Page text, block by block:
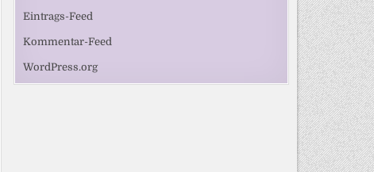
Eintrags-Feed
Kommentar-Feed
WordPress.org